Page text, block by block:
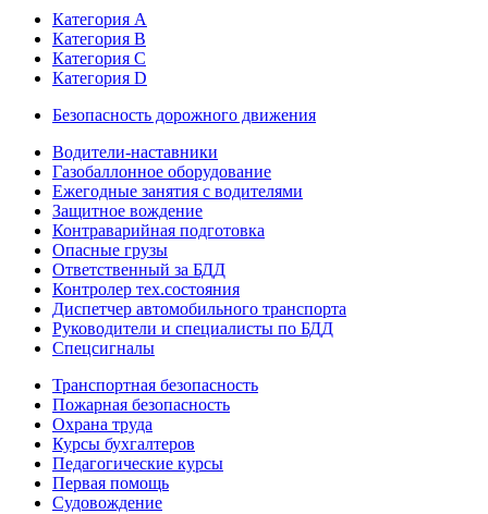
Категория А
Категория В
Категория С
Категория D
Безопасность дорожного движения
Водители-наставники
Газобаллонное оборудование
Ежегодные занятия с водителями
Защитное вождение
Контраварийная подготовка
Опасные грузы
Ответственный за БДД
Контролер тех.состояния
Диспетчер автомобильного транспорта
Руководители и специалисты по БДД
Спецсигналы
Транспортная безопасность
Пожарная безопасность
Охрана труда
Курсы бухгалтеров
Педагогические курсы
Первая помощь
Судовождение